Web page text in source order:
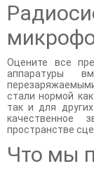
Оцените все
аппаратуры
стали нормой
так и для
качественное
пространстве
Что мы